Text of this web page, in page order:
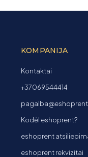
KOMPANIJA
Kontaktai
+37069544414
Kodėl eshoprent?
eshoprent
eshoprent rekvizitai